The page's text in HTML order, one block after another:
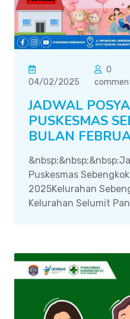
04/02/2025
0
JADWAL
PUSKESMAS
BULAN
Puskesmas
2025Kelurahan
Kelurahan Selumit